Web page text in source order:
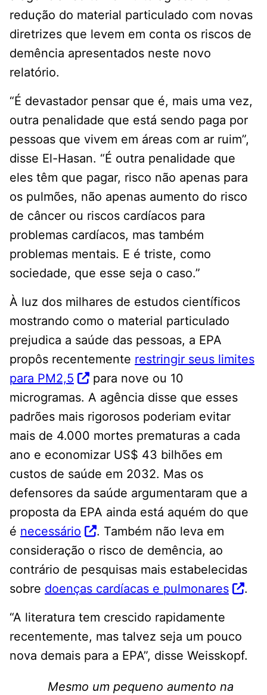
redução do material particulado com novas
diretrizes que levem em conta os riscos de
demência apresentados neste novo
relatório.
“É devastador pensar que é, mais uma vez,
outra penalidade que está sendo paga por
pessoas que vivem em áreas com ar ruim”,
disse El-Hasan. “É outra penalidade que
eles têm que pagar, risco não apenas para
os pulmões, não apenas aumento do risco
de câncer ou riscos cardíacos para
problemas cardíacos, mas também
problemas mentais. E é triste, como
sociedade, que esse seja o caso.”
À luz dos milhares de estudos científicos
mostrando como o material particulado
prejudica a saúde das pessoas, a EPA
propôs recentemente restringir seus limites
para PM2,5
para nove ou 10
microgramas. A agência disse que esses
padrões mais rigorosos poderiam evitar
mais de 4.000 mortes prematuras a cada
ano e economizar US$ 43 bilhões em
custos de saúde em 2032. Mas os
defensores da saúde argumentaram que a
proposta da EPA ainda está aquém do que
é necessário
. Também não leva em
consideração o risco de demência, ao
contrário de pesquisas mais estabelecidas
sobre doenças cardíacas e pulmonares
.
“A literatura tem crescido rapidamente
recentemente, mas talvez seja um pouco
nova demais para a EPA”, disse Weisskopf.
Mesmo um pequeno aumento na